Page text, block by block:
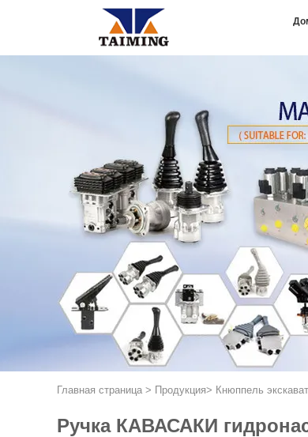
Главная страница > Продукция> Кнюппель
Ручка КАВАСАКИ